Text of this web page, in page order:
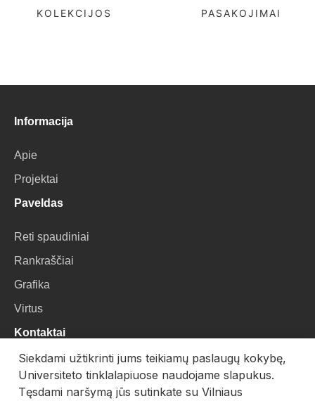
KOLEKCIJOS PASAKOJIMAI
Informacija
Apie
Projektai
Paveldas
Reti spaudiniai
Rankraščiai
Grafika
Virtus
Kontaktai
VU Biblioteka
Universiteto g. 3, LT-01122, Vilnius
Siekdami užtikrinti jums teikiamų paslaugų kokybę,
Universiteto tinklalapiuose naudojame slapukus.
Tęsdami naršymą jūs sutinkate su Vilniaus